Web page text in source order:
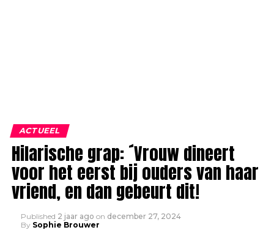
ACTUEEL
Hilarische grap: ´Vrouw dineert
voor het eerst bij ouders van haar
vriend, en dan gebeurt dit!
Published 2 jaar ago on december 27, 2024
By Sophie Brouwer